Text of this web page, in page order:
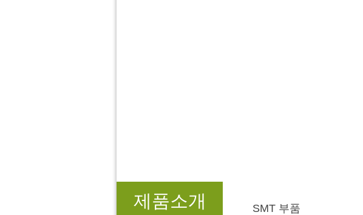
제품소개 SMT 부품